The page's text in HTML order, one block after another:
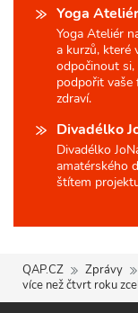
Yoga Ateliér
Yoga Ateliér
a kurzů, které
odpočinout
podpořit vaše
zdraví.
Divadélko
Divadélko
amatérského
štítem
QAP.CZ Zprávy
více než čtvrt roku